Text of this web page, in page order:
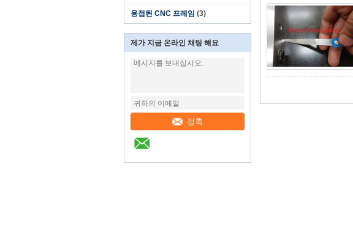
용접된 CNC 프레임 (3)
제가 지금 온라인 채팅 해요
접촉